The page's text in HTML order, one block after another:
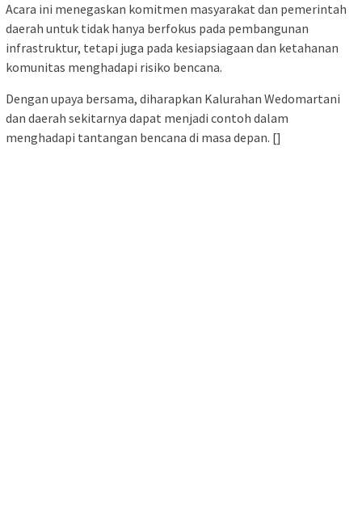
Acara ini menegaskan komitmen masyarakat dan pemerintah
daerah untuk tidak hanya berfokus pada pembangunan
infrastruktur, tetapi juga pada kesiapsiagaan dan ketahanan
komunitas menghadapi risiko bencana.
Dengan upaya bersama, diharapkan Kalurahan Wedomartani
dan daerah sekitarnya dapat menjadi contoh dalam
menghadapi tantangan bencana di masa depan. []